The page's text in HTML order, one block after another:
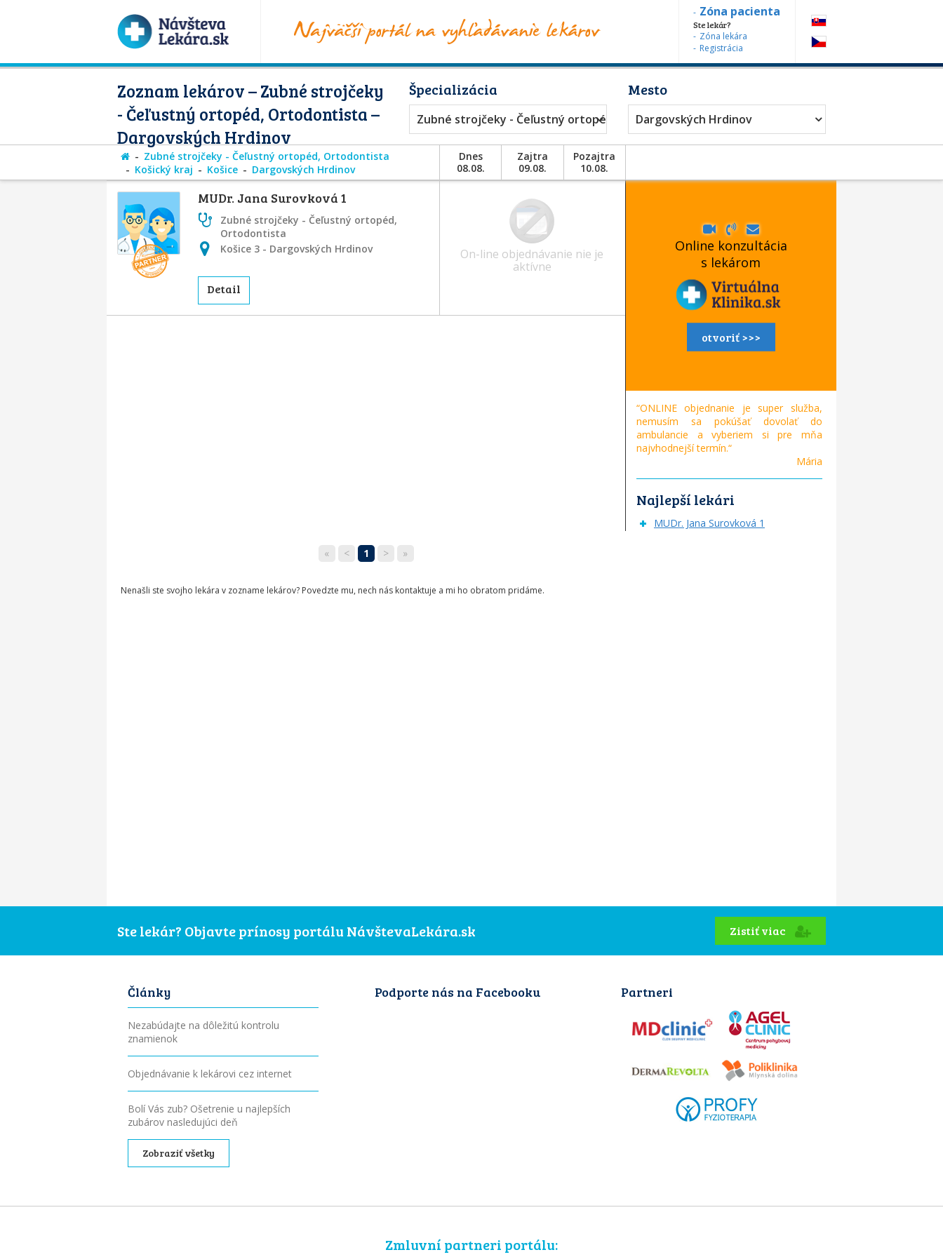
Zóna pacienta
Ste lekár?
Zóna lekára
Registrácia
Zoznam lekárov – Zubné strojčeky
- Čeľustný ortopéd, Ortodontista –
Dargovských Hrdinov
Špecializácia
Zubné strojčeky - Čeľustný ortopéd, Ortodontista
Mesto
Dargovských Hrdinov
Zubné strojčeky - Čeľustný ortopéd, Ortodontista
Košický kraj
Košice Dargovských Hrdinov
Dnes
08.08.
Zajtra
09.08.
Pozajtra
10.08.
MUDr. Jana Surovková 1
Zubné strojčeky - Čeľustný ortopéd,
Ortodontista
Košice 3 - Dargovských Hrdinov
Detail
On-line objednávanie nie je
aktívne
« < 1 > »
Nenašli ste svojho lekára v zozname lekárov? Povedzte mu, nech nás kontaktuje a mi ho obratom pridáme.
Online konzultácia
s lekárom
otvoriť >>>
“ONLINE objednanie je super služba,
nemusím sa pokúšať dovolať do
ambulancie a vyberiem si pre mňa
najvhodnejší termín.“
Mária
Najlepší lekári
MUDr. Jana Surovková 1
Ste lekár? Objavte prínosy portálu NávštevaLekára.sk Zistiť viac
Články
Nezabúdajte na dôležitú kontrolu
znamienok
Objednávanie k lekárovi cez internet
Bolí Vás zub? Ošetrenie u najlepších
zubárov nasledujúci deň
Zobraziť všetky
Podporte nás na Facebooku Partneri
Zmluvní partneri portálu: